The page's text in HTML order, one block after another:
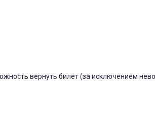
вернуть билет (за исключением